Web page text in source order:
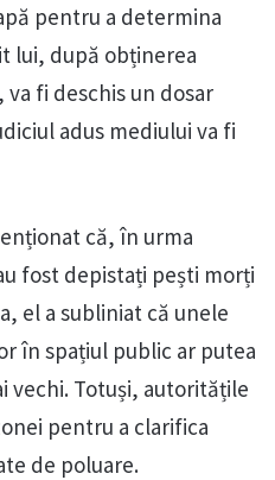
pentru a determina
lui, după obținerea
fi deschis un dosar
adus mediului va fi
că, în urma
fost depistați pești morți
el a subliniat că unele
în spațiul public ar putea
vechi. Totuși, autoritățile
pentru a clarifica
de poluare.